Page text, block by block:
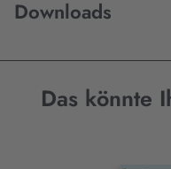
Downloads
Das könnte